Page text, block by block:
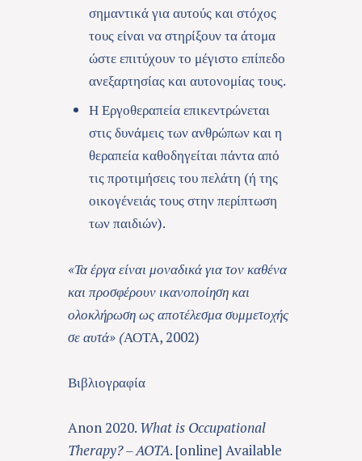
σημαντικά για αυτούς και στόχος
τους είναι να στηρίξουν τα άτομα
ώστε επιτύχουν το μέγιστο επίπεδο
ανεξαρτησίας και αυτονομίας τους.
Η Εργοθεραπεία επικεντρώνεται
στις δυνάμεις των ανθρώπων και η
θεραπεία καθοδηγείται πάντα από
τις προτιμήσεις του πελάτη (ή της
οικογένειάς τους στην περίπτωση
των παιδιών).
«Τα έργα είναι μοναδικά για τον καθένα
και προσφέρουν ικανοποίηση και
ολοκλήρωση ως αποτέλεσμα συμμετοχής
σε αυτά» (ΑΟΤΑ, 2002)
Βιβλιογραφία
Anon 2020. What is Occupational
Therapy? – AOTA. [online] Available